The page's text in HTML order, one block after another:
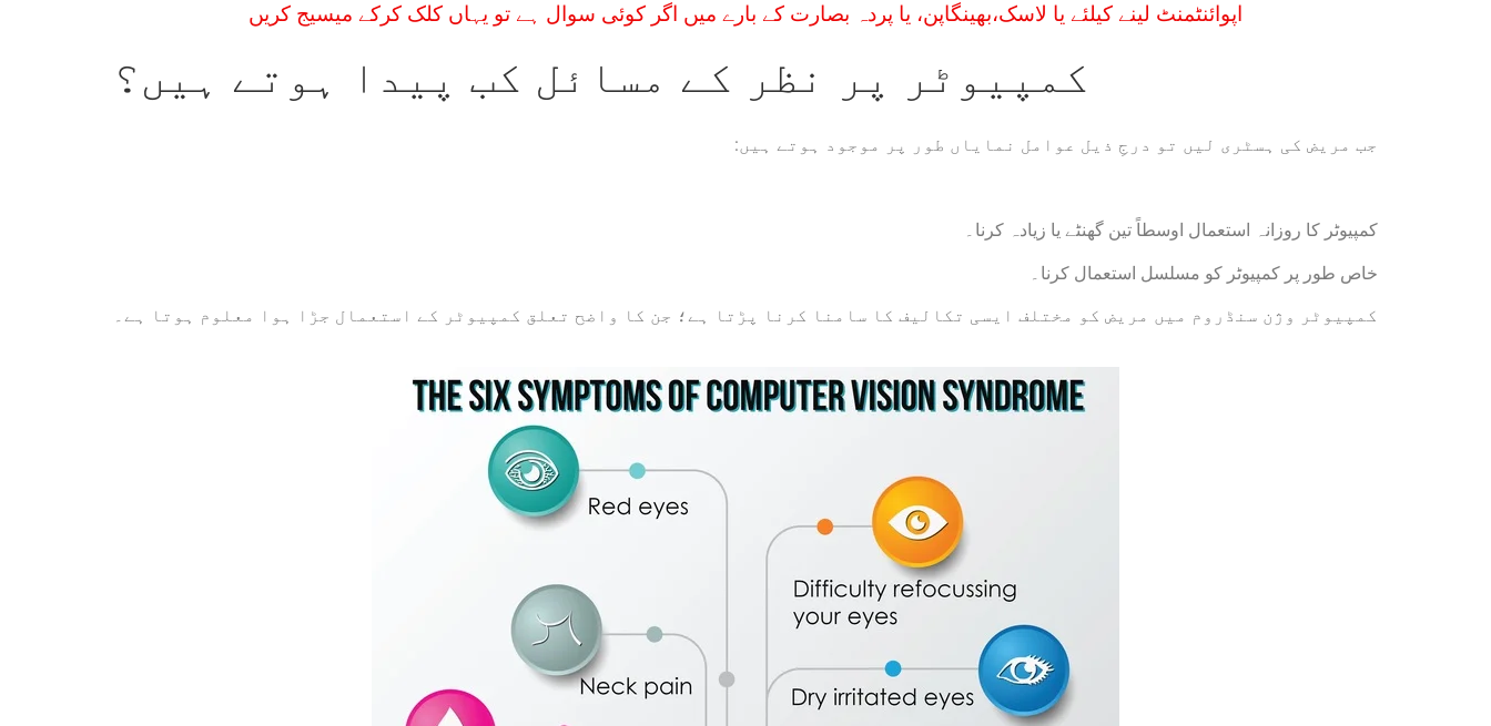
اپوائنٹمنٹ لینے کیلئے یا لاسک،بھینگاپن، یا پردہ بصارت کے بارے میں اگر کوئی سوال ہے تو یہاں کلک کرکے میسیج کریں
کمپیوٹر پر نظر کے مسائل کب پیدا ہوتے ہیں؟
جب مریض کی ہسٹری لیں تو درجِ ذیل عوامل نمایاں طور پر موجود ہوتے ہیں:
کمپیوٹر کا روزانہ استعمال اوسطاً تین گھنٹے یا زیادہ کرنا۔
خاص طور پر کمپیوٹر کو مسلسل استعمال کرنا۔
کمپیوٹر وژن سنڈروم میں مریض کو مختلف ایسی تکالیف کا سامنا کرنا پڑتا ہے؛ جن کا واضح تعلق کمپیوٹر کے استعمال جڑا ہوا معلوم ہوتا ہے۔